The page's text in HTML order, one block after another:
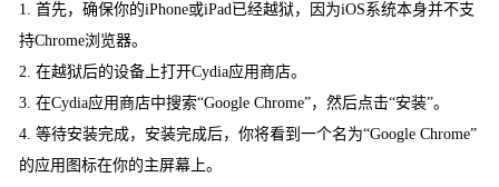
1. 首先，确保你的iPhone或iPad已经越狱，因为iOS系统本身并不支
持Chrome浏览器。
2. 在越狱后的设备上打开Cydia应用商店。
3. 在Cydia应用商店中搜索“Google Chrome”，然后点击“安装”。
4. 等待安装完成，安装完成后，你将看到一个名为“Google Chrome”
的应用图标在你的主屏幕上。